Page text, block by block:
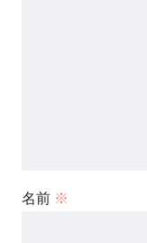
名前 ※